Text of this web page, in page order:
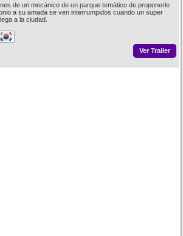
de un mecánico de un parque temático de proponerle
a su amada se ven interrumpidos cuando un super
a la ciudad.
Ver Trailer